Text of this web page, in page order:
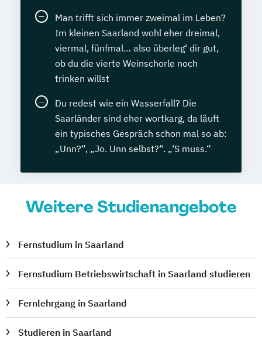
Man trifft sich immer zweimal im Leben?
Im kleinen Saarland wohl eher dreimal,
viermal, fünfmal… also überleg‘ dir gut,
ob du die vierte Weinschorle noch
trinken willst
Du redest wie ein Wasserfall? Die
Saarländer sind eher wortkarg, da läuft
ein typisches Gespräch schon mal so ab:
„Unn?“, „Jo. Unn selbst?“. „‘S muss.“
Weitere Studienangebote
Fernstudium in Saarland
Fernstudium Betriebswirtschaft in Saarland studieren
Fernlehrgang in Saarland
Studieren in Saarland